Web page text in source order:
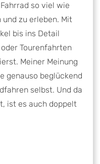
so viel wie
zu erleben. Mit
bis ins Detail
Tourenfahrten
Meiner Meinung
genauso beglückend
selbst. Und da
ist es auch doppelt